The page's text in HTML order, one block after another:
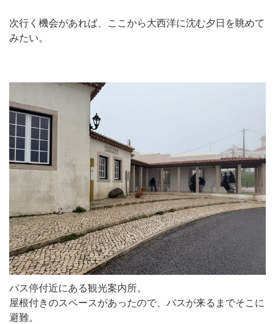
次行く機会があれば、ここから大西洋に沈む夕日を眺めて
みたい。
バス停付近にある観光案内所。
屋根付きのスペースがあったので、バスが来るまでそこに
避難。